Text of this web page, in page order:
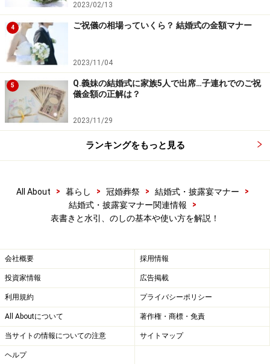
のしの基礎知識
祝儀袋やのし紙の右上に紅白の折方がついていますね。
これを「のし」といいます。じっくり見た人はあまりい
ないと思いますが、この「のし」について説明します。
熨斗（のし）は熨斗鮑（のしあわび）の略。鮑を伸ばし
て用いたことから熨斗鮑と称されました。昔は神事のお
供え物として新鮮な魚介類を用いましたが、その中でも
特に鮑（あわび）は重要な物でした。しかし、貴重な鮑
薄くそいだものを平らに伸ばし添えるようになりまし
た。そして、時代の移り変わりと共に熨斗鮑を和紙に包
んだ形を「のし」と称して贈答品に添える風習が根付き
印刷した印刷のし
また、のしはなまぐさものにはつけないことになってい
ます。贈答品が生物（鮮魚・精肉・鰹節など）の場合
と、弔事全般、病気見舞い、災害見舞いなどには、のし
は付けません。
2023/02/13
4 ご祝儀の相場っていくら？ 結婚式の金額マナー
2023/11/04
5
Q.義妹の結婚式に家族5人で出席…子連れでのご祝
儀金額の正解は？
2023/11/29
ランキングをもっと見る
All About > 暮らし > 冠婚葬祭 > 結婚式・披露宴マナー
>
結婚式・披露宴マナー関連情報
>
表書きと水引、のしの基本や使い方を解説！
会社概要 採用情報
投資家情報 広告掲載
利用規約 プライバシーポリシー
All Aboutについて 著作権・商標・免責
当サイトの情報についての注意 サイトマップ
ヘルプ